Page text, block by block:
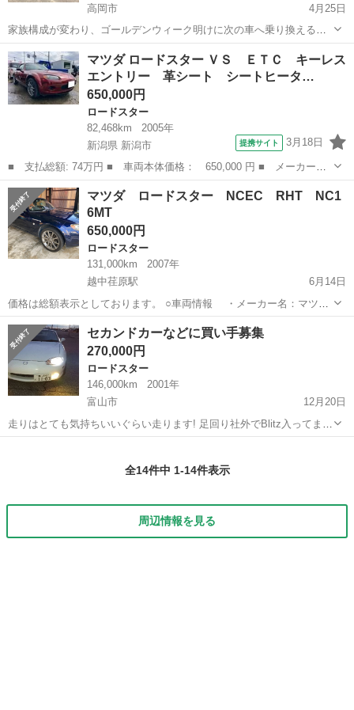
高岡市
4月25日
家族構成が変わり、ゴールデンウィーク明けに次の車へ乗り換える為
出品します。 車検は令和7年12月まで付いてます。 半年前の車検で
は、バッテリー交換をしたので、まだまだ乗っていただけると思いま
す。乗っている分には不具合は無い...
富山 高岡市 ロードスター 走行距離
マツダ ロードスター ＶＳ ＥＴＣ キーレス
エントリー 革シート シートヒータ…
650,000円
ロードスター
82,468km
2005年
新潟県 新潟市
提携サイト 3月18日
■ 支払総額: 74万円 ■ 車両本体価格： 650,000 円 ■ メーカー
名： マツダ ■ 車種名： ロードスター ■ グレード名： ＶＳ
ＥＴＣ キーレスエントリー 革シート シートヒーター ＨＩＤ
ＣＤ ＡＢＳ エ...
新潟 新潟市 ロードスター
マツダ ロードスター NCEC RHT NC1
6MT
650,000円
ロードスター
131,000km
2007年
越中荏原駅
6月14日
価格は総額表示としております。 ○車両情報 ・メーカー名：マツダ
・車種名：ロードスター ・グレード：VS RHT ・型式：CBA-
NCEC ・排気量：1998cc ・年式：2007年(平成19...
富山 富山市 越中荏原駅 ロードスター 走行距離
セカンドカーなどに買い手募集
270,000円
ロードスター
146,000km
2001年
富山市
12月20日
走りはとても気持ちいいぐらい走ります! 足回り社外でBlitz入ってま
す! 他にもちょいちょいしてます! 現車確認して判断してください! 来
全14件中 1-14件表示
周辺情報を見る